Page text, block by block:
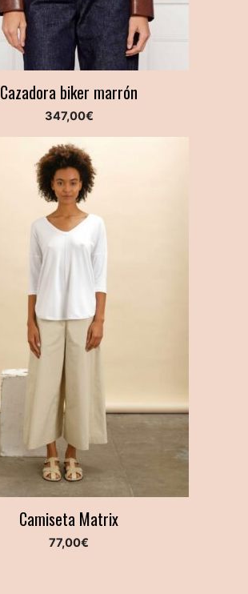
Cazadora biker marrón
347,00€
Camiseta Matrix
77,00€